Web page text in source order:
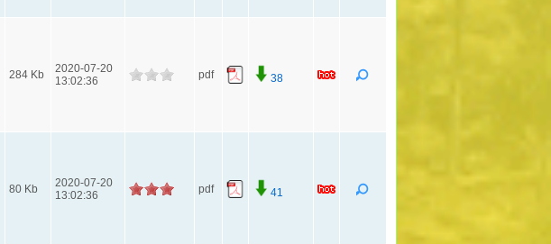
284 Kb
2020-07-20
13:02:36
pdf 38
80 Kb
2020-07-20
13:02:36
pdf 41